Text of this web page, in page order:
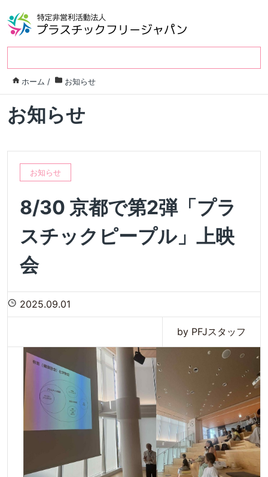
ホーム / お知らせ
お知らせ
お知らせ
8/30 京都で第2弾「プラ
スチックピープル」上映
会
2025.09.01
by PFJスタッフ